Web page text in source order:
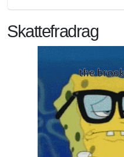
Skattefradrag